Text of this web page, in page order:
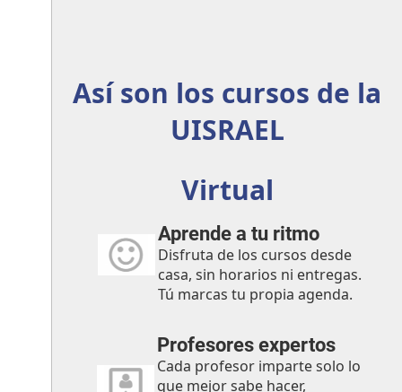
Así son los cursos de la
UISRAEL
Virtual
Aprende a tu ritmo
Disfruta de los cursos desde
casa, sin horarios ni entregas.
Tú marcas tu propia agenda.
Profesores expertos
Cada profesor imparte solo lo
que mejor sabe hacer,